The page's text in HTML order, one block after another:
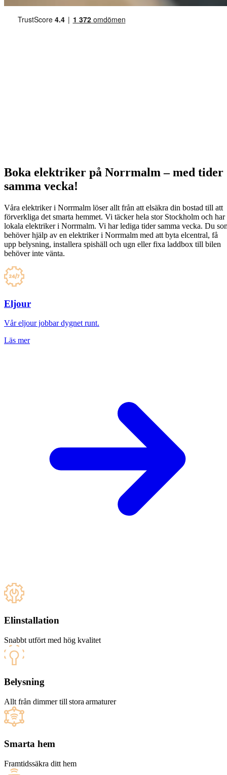
Boka elektriker på Norrmalm – med tider
samma vecka!
Våra elektriker i Norrmalm löser allt från att elsäkra din bostad till att
förverkliga det smarta hemmet. Vi täcker hela stor Stockholm och har
lokala elektriker i Norrmalm. Vi har lediga tider samma vecka. Du
behöver hjälp av en elektriker i Norrmalm med att byta elcentral, få
upp belysning, installera spishäll och ugn eller fixa laddbox till bilen
behöver inte vänta.
Eljour
Vår eljour jobbar dygnet runt.
Läs mer
Elinstallation
Snabbt utfört med hög kvalitet
Belysning
Allt från dimmer till stora armaturer
Smarta hem
Framtidssäkra ditt hem